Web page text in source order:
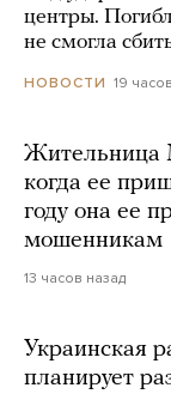
центры.
не смогла
НОВОСТИ 19
Жительница
когда ее
году она ее
мошенникам
13 часов назад
Украинская
планирует